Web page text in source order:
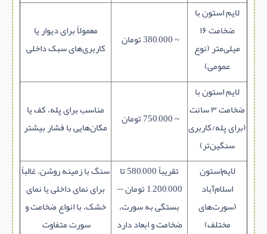
لایم‌ استون با
ضخامت ۱۶
میلی‌متر (نوع
عمومی)
~ 380,000 تومان
معمولاً برای دیوار یا
کاربری‌های سبک داخلی
لایم‌ استون با
ضخامت ۳ سانت
(برای پله/کاربری
سنگین‌تر)
~ 750,000 تومان
مناسب برای پله، کف یا
مکان‌هایی با فشار بیشتر
لایم‌استون
اسلام‌آباد
(سورت‌های
مختلف)
تقریباً 580,000 تا
1,200,000 تومان —
بستگی به سورت،
ضخامت و ابعاد دارد
سنگ با زمینه روشن، غالباً
برای نمای داخلی یا نمای
خشک، با انواع ضخامت و
سورت متفاوت